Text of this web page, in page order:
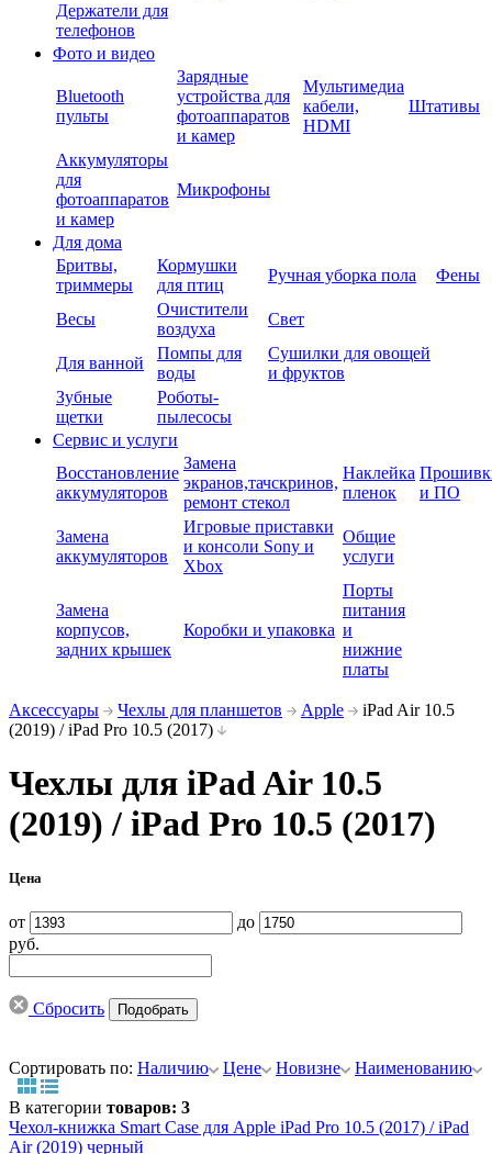
Держатели для
телефонов
Фото и видео
Bluetooth
пульты
Зарядные
устройства для
фотоаппаратов
и камер
Мультимедиа
кабели,
HDMI
Штативы
Аккумуляторы
для
фотоаппаратов
и камер
Микрофоны
Для дома
Бритвы,
триммеры
Кормушки
для птиц
Ручная уборка пола Фены
Весы
Очистители
воздуха
Свет
Для ванной
Помпы для
воды
Сушилки для овощей
и фруктов
Зубные
щетки
Роботы-
пылесосы
Сервис и услуги
Восстановление
аккумуляторов
Замена
экранов,тачскринов,
ремонт стекол
Наклейка
пленок
и ПО
Замена
аккумуляторов
Игровые приставки
и консоли Sony и
Xbox
Общие
услуги
Замена
корпусов,
задних крышек
Коробки и упаковка
Порты
питания
и
нижние
платы
Аксессуары Чехлы для планшетов Apple
iPad Air 10.5
(2019) / iPad Pro 10.5 (2017)
Чехлы для iPad Air 10.5
(2019) / iPad Pro 10.5 (2017)
Цена
от
до
руб.
Сбросить
Сортировать по: Наличию Цене Новизне Наименованию
В категории товаров: 3
Чехол-книжка Smart Case для Apple iPad Pro 10.5 (2017) / iPad
Air (2019) черный